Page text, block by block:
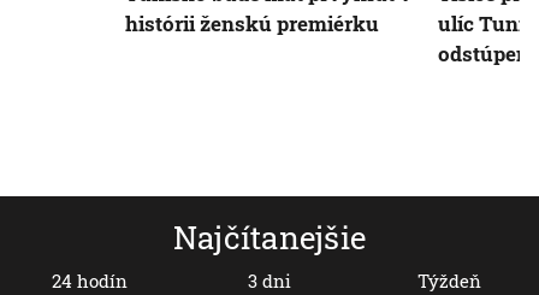
Najčítanejšie
24 hodín 3 dni Týždeň
histórii ženskú premiérku
ulíc